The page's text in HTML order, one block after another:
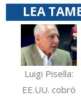
LEA
Luigi Pisella:
EE.UU. cobró